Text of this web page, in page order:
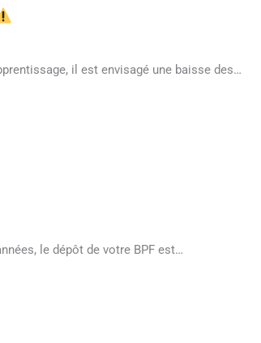
il est envisagé une baisse des…
le dépôt de votre BPF est…